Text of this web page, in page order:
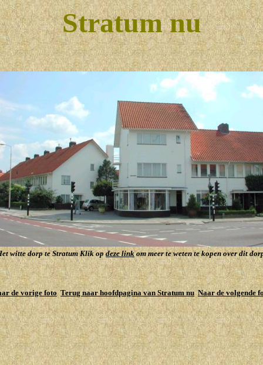
Stratum nu
witte dorp te Stratum Klik opdeze linkom meer te weten te kopen over dit
de vorige foto Terug naar hoofdpagina van Stratum nu Naar de volgende